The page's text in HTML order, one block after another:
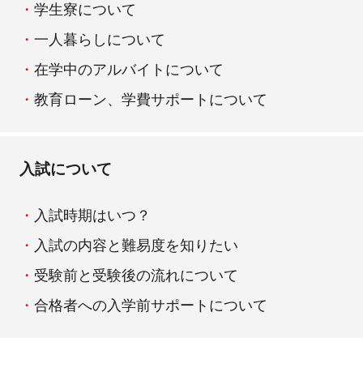
学生寮について
一人暮らしについて
在学中のアルバイトについて
教育ローン、学費サポートについて
入試について
入試時期はいつ？
入試の内容と難易度を知りたい
受験前と受験後の流れについて
合格者への入学前サポートについて